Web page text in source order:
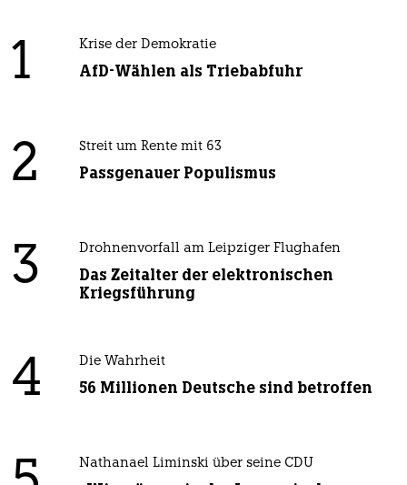
1 Krise der Demokratie
AfD-Wählen als Triebabfuhr
2 Streit um Rente mit 63
Passgenauer Populismus
3 Drohnenvorfall am Leipziger Flughafen
Das Zeitalter der elektronischen
Kriegsführung
4 Die Wahrheit
56 Millionen Deutsche sind betroffen
Nathanael Liminski über seine CDU